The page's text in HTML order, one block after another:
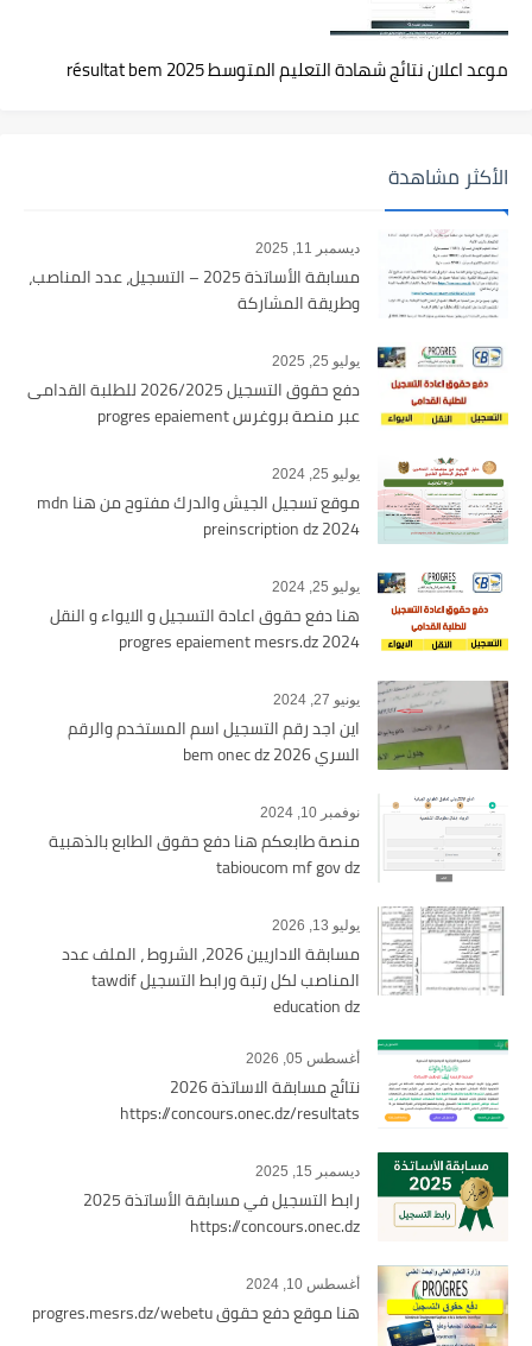
موعد اعلان نتائج شهادة التعليم المتوسط 2025 résultat bem
الأكثر مشاهدة
ديسمبر 11, 2025
مسابقة الأساتذة 2025 – التسجيل، عدد المناصب،
وطريقة المشاركة
يوليو 25, 2025
دفع حقوق التسجيل 2026/2025 للطلبة القدامى
عبر منصة بروغرس progres epaiement
يوليو 25, 2024
موقع تسجيل الجيش والدرك مفتوح من هنا mdn
preinscription dz 2024
يوليو 25, 2024
هنا دفع حقوق اعادة التسجيل و الايواء و النقل
2024 progres epaiement mesrs.dz
يونيو 27, 2024
اين اجد رقم التسجيل اسم المستخدم والرقم
السري bem onec dz 2026
نوفمبر 10, 2024
منصة طابعكم هنا دفع حقوق الطابع بالذهبية
tabioucom mf gov dz
يوليو 13, 2026
مسابقة الاداريين 2026, الشروط ، الملف عدد
المناصب لكل رتبة ورابط التسجيل tawdif
education dz
أغسطس 05, 2026
نتائج مسابقة الاساتذة 2026
https://concours.onec.dz/resultats
ديسمبر 15, 2025
رابط التسجيل في مسابقة الأساتذة 2025
https://concours.onec.dz
أغسطس 10, 2024
هنا موقع دفع حقوق progres.mesrs.dz/webetu